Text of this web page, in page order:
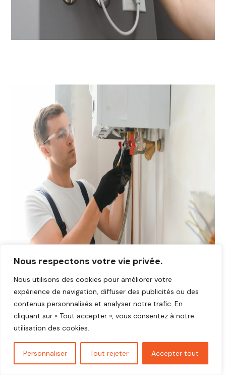
Nous respectons votre vie privée.
Nous utilisons des cookies pour améliorer votre
expérience de navigation, diffuser des publicités ou des
contenus personnalisés et analyser notre trafic. En
cliquant sur « Tout accepter », vous consentez à notre
utilisation des cookies.
Personnaliser Tout rejeter Accepter tout
Avis plombier Droisy 27320
Vous cherchez un plombier fiable et réactif dansDroisy
27320?
bénéficié d’interventions rapides, soignées et au juste prix.
Nos artisans plombiers interviennent pour toutes vos